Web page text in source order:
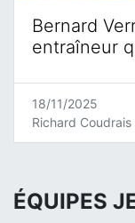
Bernard
entraîneur
18/11/2025
Richard Coudrais
ÉQUIPES